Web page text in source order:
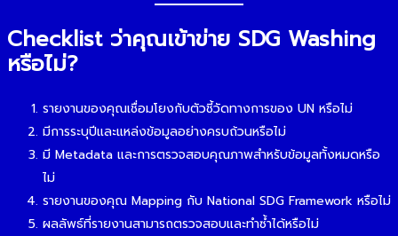
Checklist ว่าคุณเข้าข่าย SDG Washing
หรือไม่?
รายงานของคุณเชื่อมโยงกับตัวชี้วัดทางการของ UN หรือไม่
มีการระบุปีและแหล่งข้อมูลอย่างครบถ้วนหรือไม่
มี Metadata และการตรวจสอบคุณภาพสำหรับข้อมูลทั้งหมดหรือ
ไม่
รายงานของคุณ Mapping กับ National SDG Framework หรือไม่
ผลลัพธ์ที่รายงานสามารถตรวจสอบและทำซ้ำได้หรือไม่